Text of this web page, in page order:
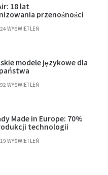
18 lat
przenośności
WYŚWIETLEŃ
modele językowe dla
WYŚWIETLEŃ
Made in Europe: 70%
technologii
WYŚWIETLEŃ